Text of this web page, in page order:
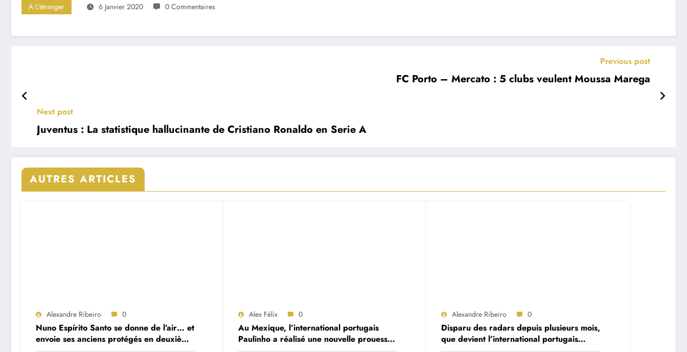
A L'étranger 6 Janvier 2020 0 Commentaires
Previous post
FC Porto – Mercato : 5 clubs veulent Moussa Marega
Next post
Juventus : La statistique hallucinante de Cristiano Ronaldo en Serie A
AUTRES ARTICLES
Alexandre Ribeiro 0
Nuno Espírito Santo se donne de l’air… et
envoie ses anciens protégés en deuxième
Alex Félix 0
Au Mexique, l’international portugais
Paulinho a réalisé une nouvelle prouesse
Alexandre Ribeiro 0
Disparu des radars depuis plusieurs mois,
que devient l’international portugais